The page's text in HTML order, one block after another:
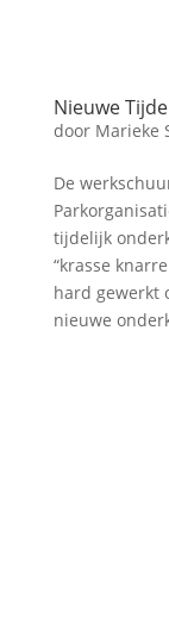
Nieuwe
door Marieke
De
tijdelijk
“krasse
hard gewerkt
nieuwe